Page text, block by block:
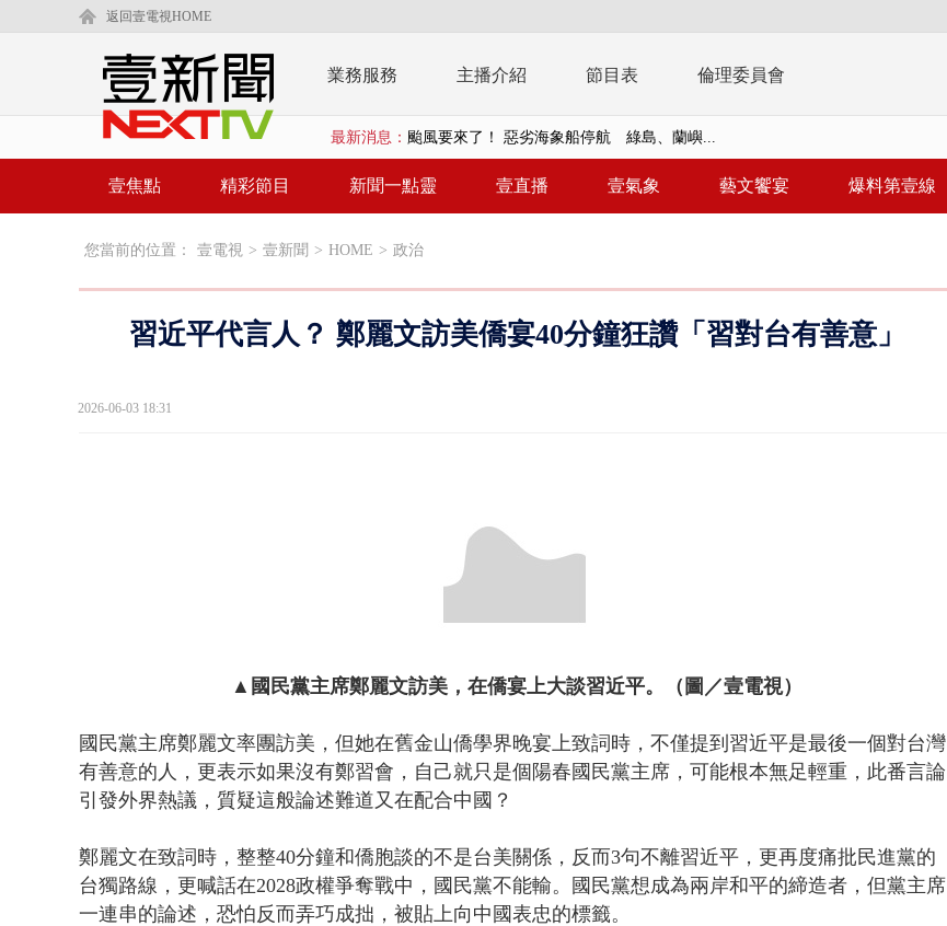
返回壹電視HOME
業務服務 主播介紹 節目表 倫理委員會
最新消息： 廣川建設遭告發詐欺 購屋綁定違法農地持分
漢光演習第三天 國軍進行關鍵基礎設施防護...
颱風要來了！ 惡劣海象船停航 綠島、蘭嶼...
壹焦點 精彩節目 新聞一點靈 壹直播 壹氣象 藝文饗宴 爆料第壹線
您當前的位置： 壹電視 > 壹新聞 > HOME > 政治
習近平代言人？ 鄭麗文訪美僑宴40分鐘狂讚「習對台有善意」
2026-06-03 18:31
▲國民黨主席鄭麗文訪美，在僑宴上大談習近平。（圖／壹電視）
國民黨主席鄭麗文率團訪美，但她在舊金山僑學界晚宴上致詞時，不僅提到習近平是最後一個對台灣
有善意的人，更表示如果沒有鄭習會，自己就只是個陽春國民黨主席，可能根本無足輕重，此番言論
引發外界熱議，質疑這般論述難道又在配合中國？
鄭麗文在致詞時，整整40分鐘和僑胞談的不是台美關係，反而3句不離習近平，更再度痛批民進黨的
台獨路線，更喊話在2028政權爭奪戰中，國民黨不能輸。
國民黨想成為兩岸和平的締造者，但黨主席
一連串的論述，恐怕反而弄巧成拙，被貼上向中國表忠的標籤。